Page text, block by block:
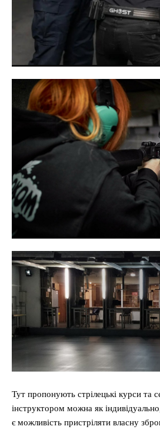
Тут пропонують стрілецькі курси та
інструктором можна як
є можливість пристріляти власну